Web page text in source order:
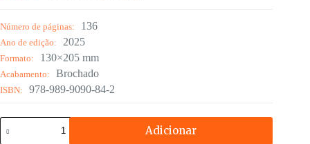
Número de páginas: 136
Ano de edição: 2025
Formato: 130×205 mm
Acabamento: Brochado
ISBN: 978-989-9090-84-2
Quantidade
de
Adicionar